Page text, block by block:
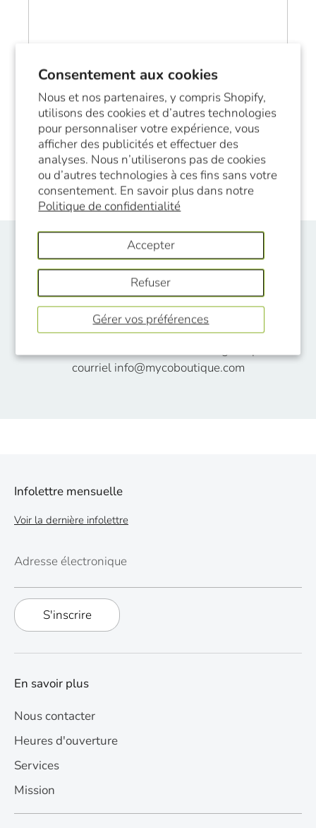
Consentement aux cookies
Nous et nos partenaires, y compris Shopify,
utilisons des cookies et d’autres technologies
pour personnaliser votre expérience, vous
afficher des publicités et effectuer des
analyses. Nous n’utiliserons pas de cookies
ou d’autres technologies à ces fins sans votre
consentement. En savoir plus dans notre
Politique de confidentialité
Gérer vos préférences
Accepter
Refuser
Protection des
renseignements
personnels
courriel info@mycoboutique.com
Infolettre mensuelle
Voir la dernière infolettre
Adresse électronique
S'inscrire
En savoir plus
Nous contacter
Heures d'ouverture
Services
Mission